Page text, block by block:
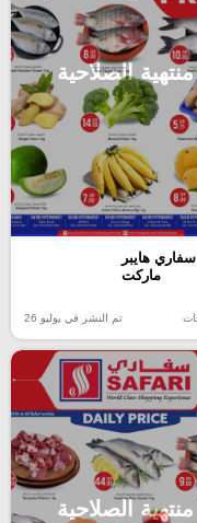
منتهية الصلاحية
سفاري هايبر
ماركت
تم النشر في يوليو 26
منتهية الصلاحية